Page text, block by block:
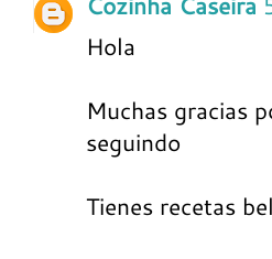
Hola
Muchas gracias
seguindo
Tienes recetas